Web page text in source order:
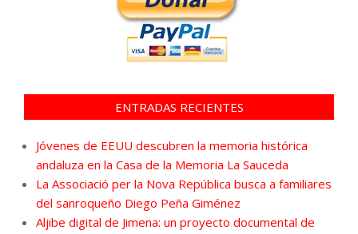
ENTRADAS RECIENTES
Jóvenes de EEUU descubren la memoria histórica
andaluza en la Casa de la Memoria La Sauceda
La Associació per la Nova República busca a familiares
del sanroqueño Diego Peña Giménez
Aljibe digital de Jimena: un proyecto documental de